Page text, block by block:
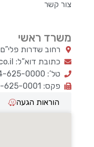
משרד ראשי
רחוב שדרות פלי”ם 2, חיפה
כתובת דוא”ל: roy@law-sabag.co.il
טל’: 04-625-0000
פקס: 04-625-0001
הוראות הגעה
צור קשר